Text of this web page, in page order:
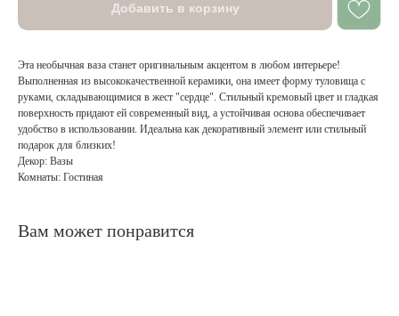
Добавить в корзину
Эта необычная ваза станет оригинальным акцентом в любом интерьере!
Выполненная из высококачественной керамики, она имеет форму туловища с
руками, складывающимися в жест "сердце". Стильный кремовый цвет и гладкая
поверхность придают ей современный вид, а устойчивая основа обеспечивает
удобство в использовании. Идеальна как декоративный элемент или стильный
подарок для близких!
Декор: Вазы
Комнаты: Гостиная
Вам может понравится